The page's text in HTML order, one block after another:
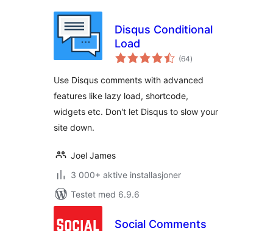
Disqus Conditional
Load
(64totale
vurderinger
)
Use Disqus comments with advanced
features like lazy load, shortcode,
widgets etc. Don't let Disqus to slow your
site down.
Joel James
3 000+ aktive installasjoner
Testet med 6.9.6
Social Comments